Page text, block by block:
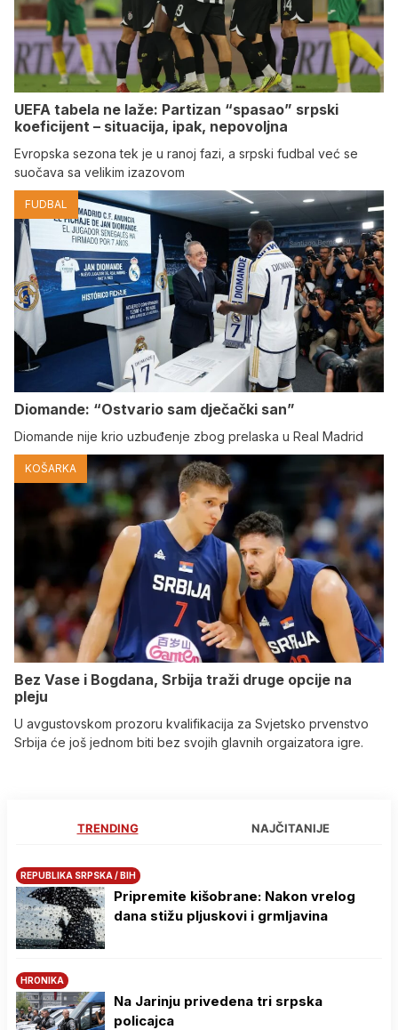
UEFA tabela ne laže: Partizan “spasao” srpski
koeficijent – situacija, ipak, nepovoljna
Evropska sezona tek je u ranoj fazi, a srpski fudbal već se
suočava sa velikim izazovom
FUDBAL
Diomande: “Ostvario sam dječački san”
Diomande nije krio uzbuđenje zbog prelaska u Real Madrid
KOŠARKA
Bez Vase i Bogdana, Srbija traži druge opcije na
pleju
U avgustovskom prozoru kvalifikacija za Svjetsko prvenstvo
Srbija će još jednom biti bez svojih glavnih orgaizatora igre.
TRENDING NAJČITANIJE
REPUBLIKA SRPSKA / BIH
Pripremite kišobrane: Nakon vrelog
dana stižu pljuskovi i grmljavina
HRONIKA
Na Јarinju privedena tri srpska
policajca